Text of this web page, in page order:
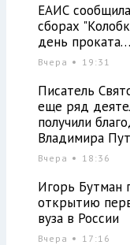
ЕАИС
сборах
день проката…
Вчера 19:31
Писатель
еще ряд
получили
Владимира
Вчера 18:36
Игорь Бутман
открытию
вуза в России
Вчера 17:16